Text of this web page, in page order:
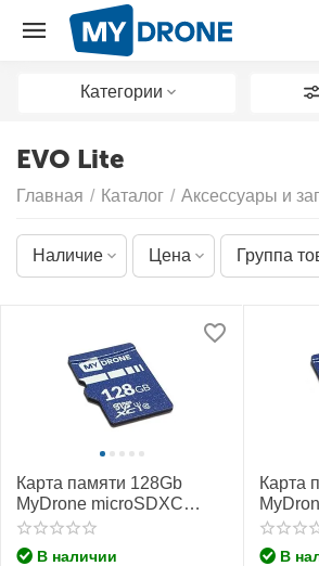
Категории
EVO Lite
Главная / Каталог / Аксессуары и
Наличие Цена Группа
Карта памяти 128Gb
MyDrone microSDXC
Class 10 UHS-I U3
(MIXZA)
В наличии
Карта
Class
(MIXZA)
В